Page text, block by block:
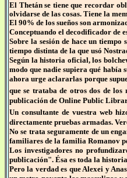
El Thetán se tiene que recordar
olvidarse de las cosas. Tiene la
El 90% de los sueños son
Conceptuando el decodificador de
Sobre la sesión de hace un
tiempo distinta de la que usó
Según la historia oficial, los
modo que nadie supiera qué había
ahora urge aclararlas porque
que se trataba de otros dos de
publicación de Online Public
Un consultante de vuestra web
directamente pruebas armadas.
No se trata seguramente de un
familiares de la familia Romanov
Los investigadores no
publicación". Ésa es toda la
Pero la verdad es que Alexei y